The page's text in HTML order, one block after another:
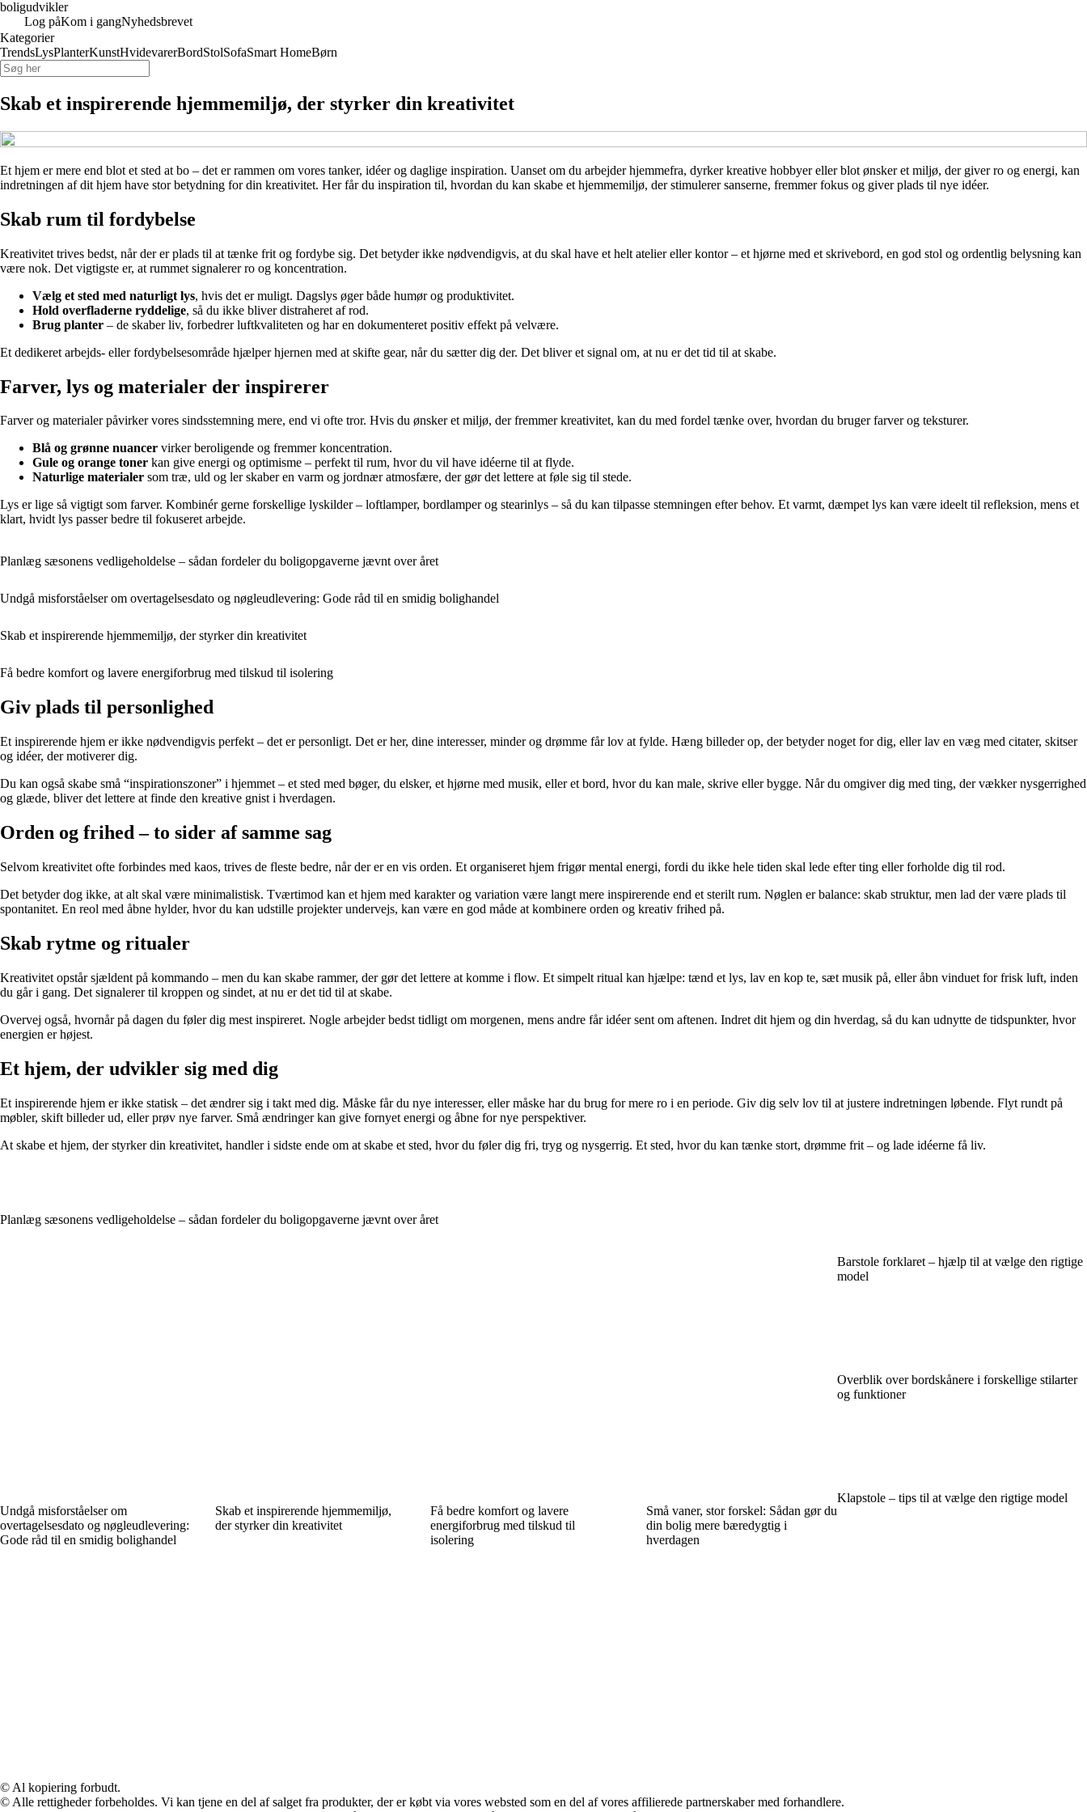
boligudvikler
Log påKom i gangNyhedsbrevet
Kategorier
TrendsLysPlanterKunstHvidevarerBordStolSofaSmart HomeBørn
Skab et inspirerende hjemmemiljø, der styrker din kreativitet
Et hjem er mere end blot et sted at bo – det er rammen om vores tanker, idéer og daglige inspiration. Uanset om du arbejder hjemmefra, dyrker kreative hobbyer eller blot ønsker et miljø, der giver ro og energi, kan
indretningen af dit hjem have stor betydning for din kreativitet. Her får du inspiration til, hvordan du kan skabe et hjemmemiljø, der stimulerer sanserne, fremmer fokus og giver plads til nye idéer.
Skab rum til fordybelse
Kreativitet trives bedst, når der er plads til at tænke frit og fordybe sig. Det betyder ikke nødvendigvis, at du skal have et helt atelier eller kontor – et hjørne med et skrivebord, en god stol og ordentlig belysning kan
være nok. Det vigtigste er, at rummet signalerer ro og koncentration.
Vælg et sted med naturligt lys, hvis det er muligt. Dagslys øger både humør og produktivitet.
Hold overfladerne ryddelige, så du ikke bliver distraheret af rod.
Brug planter – de skaber liv, forbedrer luftkvaliteten og har en dokumenteret positiv effekt på velvære.
Et dedikeret arbejds- eller fordybelsesområde hjælper hjernen med at skifte gear, når du sætter dig der. Det bliver et signal om, at nu er det tid til at skabe.
Farver, lys og materialer der inspirerer
Farver og materialer påvirker vores sindsstemning mere, end vi ofte tror. Hvis du ønsker et miljø, der fremmer kreativitet, kan du med fordel tænke over, hvordan du bruger farver og teksturer.
Blå og grønne nuancer virker beroligende og fremmer koncentration.
Gule og orange toner kan give energi og optimisme – perfekt til rum, hvor du vil have idéerne til at flyde.
Naturlige materialer som træ, uld og ler skaber en varm og jordnær atmosfære, der gør det lettere at føle sig til stede.
Lys er lige så vigtigt som farver. Kombinér gerne forskellige lyskilder – loftlamper, bordlamper og stearinlys – så du kan tilpasse stemningen efter behov. Et varmt, dæmpet lys kan være ideelt til refleksion, mens et
klart, hvidt lys passer bedre til fokuseret arbejde.
Planlæg sæsonens vedligeholdelse – sådan fordeler du boligopgaverne jævnt over året
Undgå misforståelser om overtagelsesdato og nøgleudlevering: Gode råd til en smidig bolighandel
Skab et inspirerende hjemmemiljø, der styrker din kreativitet
Få bedre komfort og lavere energiforbrug med tilskud til isolering
Giv plads til personlighed
Et inspirerende hjem er ikke nødvendigvis perfekt – det er personligt. Det er her, dine interesser, minder og drømme får lov at fylde. Hæng billeder op, der betyder noget for dig, eller lav en væg med citater, skitser
og idéer, der motiverer dig.
Du kan også skabe små “inspirationszoner” i hjemmet – et sted med bøger, du elsker, et hjørne med musik, eller et bord, hvor du kan male, skrive eller bygge. Når du omgiver dig med ting, der vækker nysgerrighed
og glæde, bliver det lettere at finde den kreative gnist i hverdagen.
Orden og frihed – to sider af samme sag
Selvom kreativitet ofte forbindes med kaos, trives de fleste bedre, når der er en vis orden. Et organiseret hjem frigør mental energi, fordi du ikke hele tiden skal lede efter ting eller forholde dig til rod.
Det betyder dog ikke, at alt skal være minimalistisk. Tværtimod kan et hjem med karakter og variation være langt mere inspirerende end et sterilt rum. Nøglen er balance: skab struktur, men lad der være plads til
spontanitet. En reol med åbne hylder, hvor du kan udstille projekter undervejs, kan være en god måde at kombinere orden og kreativ frihed på.
Skab rytme og ritualer
Kreativitet opstår sjældent på kommando – men du kan skabe rammer, der gør det lettere at komme i flow. Et simpelt ritual kan hjælpe: tænd et lys, lav en kop te, sæt musik på, eller åbn vinduet for frisk luft, inden
du går i gang. Det signalerer til kroppen og sindet, at nu er det tid til at skabe.
Overvej også, hvornår på dagen du føler dig mest inspireret. Nogle arbejder bedst tidligt om morgenen, mens andre får idéer sent om aftenen. Indret dit hjem og din hverdag, så du kan udnytte de tidspunkter, hvor
energien er højest.
Et hjem, der udvikler sig med dig
Et inspirerende hjem er ikke statisk – det ændrer sig i takt med dig. Måske får du nye interesser, eller måske har du brug for mere ro i en periode. Giv dig selv lov til at justere indretningen løbende. Flyt rundt på
møbler, skift billeder ud, eller prøv nye farver. Små ændringer kan give fornyet energi og åbne for nye perspektiver.
At skabe et hjem, der styrker din kreativitet, handler i sidste ende om at skabe et sted, hvor du føler dig fri, tryg og nysgerrig. Et sted, hvor du kan tænke stort, drømme frit – og lade idéerne få liv.
Planlæg sæsonens vedligeholdelse – sådan fordeler du boligopgaverne jævnt over året
Undgå misforståelser om
overtagelsesdato og nøgleudlevering:
Gode råd til en smidig bolighandel
Skab et inspirerende hjemmemiljø,
der styrker din kreativitet
Få bedre komfort og lavere
energiforbrug med tilskud til
isolering
Små vaner, stor forskel: Sådan gør du
din bolig mere bæredygtig i
hverdagen
Barstole forklaret – hjælp til at vælge den rigtige
model
Overblik over bordskånere i forskellige stilarter
og funktioner
Klapstole – tips til at vælge den rigtige model
© Al kopiering forbudt.
© Alle rettigheder forbeholdes. Vi kan tjene en del af salget fra produkter, der er købt via vores websted som en del af vores affilierede partnerskaber med forhandlere.